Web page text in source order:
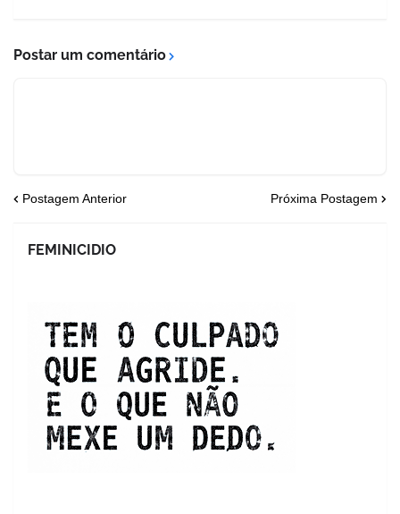
Postar um comentário
Postagem Anterior Próxima Postagem
FEMINICIDIO